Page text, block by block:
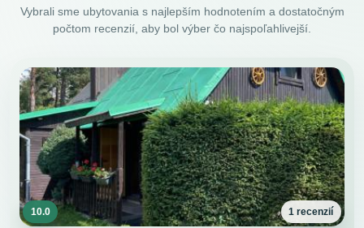
Vybrali sme ubytovania s najlepším hodnotením a dostatočným
počtom recenzií, aby bol výber čo najspoľahlivejší.
10.0 1 recenzií